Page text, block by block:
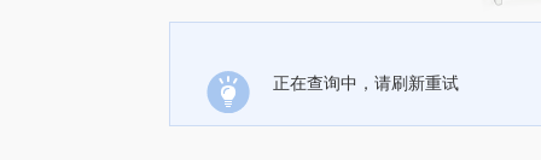
正在查询中，请刷新重试